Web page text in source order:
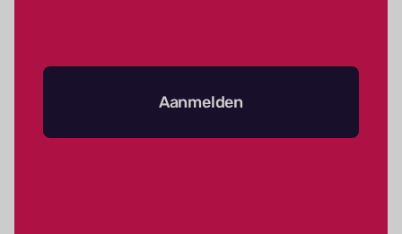
Aanmelden